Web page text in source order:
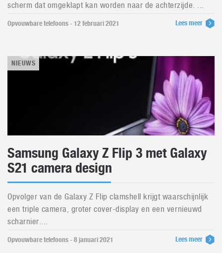
scherm dat omgeklapt kan worden naar de achterzijde. ...
Opvouwbare telefoons - 12 februari 2021 Lees meer
NIEUWS
Samsung Galaxy Z Flip 3 met Galaxy
S21 camera design
Opvolger van de Galaxy Z Flip clamshell krijgt waarschijnlijk
een triple camera, groter cover-display en een vernieuwd
scharnier....
Opvouwbare telefoons - 8 januari 2021 Lees meer